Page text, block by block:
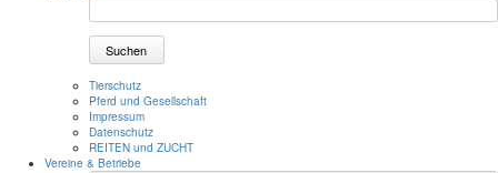
Suchen
Tierschutz
Pferd und Gesellschaft
Impressum
Datenschutz
REITEN und ZUCHT
Vereine & Betriebe